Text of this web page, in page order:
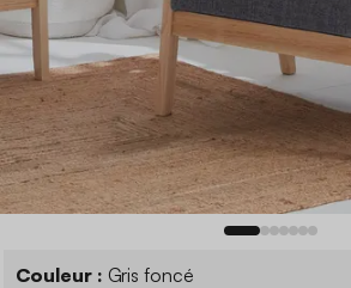
Couleur : Gris foncé